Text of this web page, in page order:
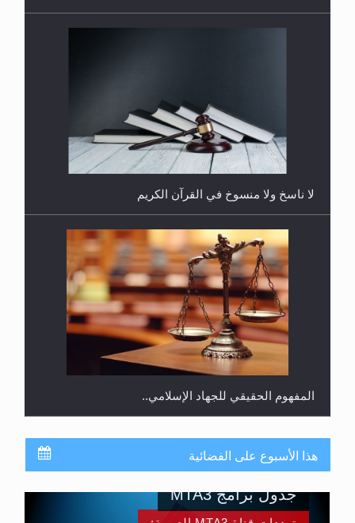
هل يُحسب حول الزكاة وفق السنة الميلادية أو الهجرية؟
لا ناسخ ولا منسوخ في القرآن الكريم
المفهوم الحقيقي للجهاد الإسلامي..
هذا الأسبوع على الفضائية
جدول برامج MTA3